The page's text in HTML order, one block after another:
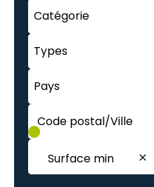
Catégorie
Types
Pays
Code postal/Ville